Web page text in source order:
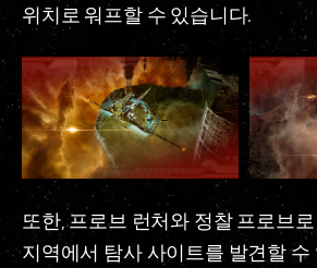
위치로 워프할 수 있습니다.
또한, 프로브 런처와 정찰 프로브
지역에서 탐사 사이트를 발견할 수